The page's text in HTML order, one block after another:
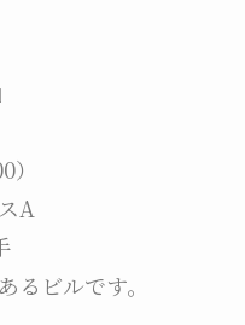
A
ビルです。